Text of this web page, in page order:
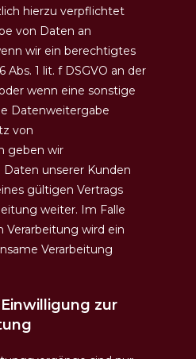
hierzu verpflichtet
von Daten an
wir ein berechtigtes
Abs. 1 lit. f DSGVO an der
wenn eine sonstige
Datenweitergabe
von
geben wir
unserer Kunden
gültigen Vertrags
weiter. Im Falle
Verarbeitung wird ein
Verarbeitung
zur